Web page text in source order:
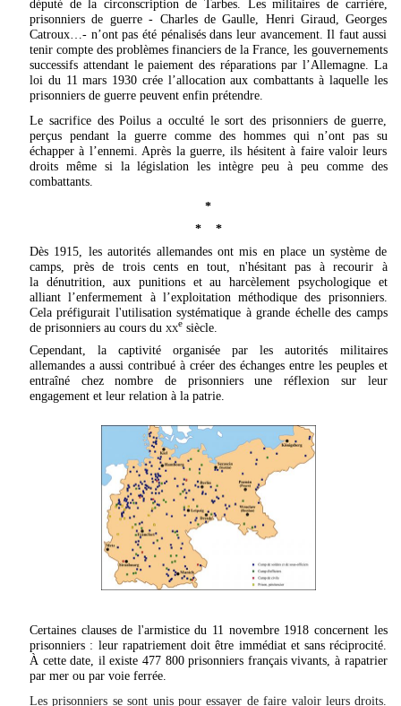
député de la circonscription de Tarbes. Les militaires de carrière,
prisonniers de guerre - Charles de Gaulle, Henri Giraud, Georges
Catroux…- n’ont pas été pénalisés dans leur avancement. Il faut aussi
tenir compte des problèmes financiers de la France, les gouvernements
successifs attendant le paiement des réparations par l’Allemagne. La
loi du 11 mars 1930 crée l’allocation aux combattants à laquelle les
prisonniers de guerre peuvent enfin prétendre.
Le sacrifice des Poilus a occulté le sort des prisonniers de guerre,
perçus pendant la guerre comme des hommes qui n’ont pas su
échapper à l’ennemi. Après la guerre, ils hésitent à faire valoir leurs
droits même si la législation les intègre peu à peu comme des
combattants.
*
* *
Dès 1915, les autorités allemandes ont mis en place un système de
camps, près de trois cents en tout, n'hésitant pas à recourir à
la dénutrition , aux punitions et auharcèlement psychologique et
alliant l’enfermement à l’exploitation méthodique des prisonniers.
Cela préfigurait l'utilisation systématique à grande échelle des camps
de prisonniers au cours du xxe siècle
Cependant, la captivité organisée par les autorités militaires
allemandes a aussi contribué à créer des échanges entre les peuples et
entraîné chez nombre de prisonniers une réflexion sur leur
engagement et leur relation à la patrie.
Certaines clauses de l'armistice du 11 novembre 1918 concernent les
prisonniers : leur rapatriement doit être immédiat et sans réciprocité.
À cette date, il existe 477 800 prisonniers français vivants, à rapatrier
par mer ou par voie ferrée.
Les prisonniers se sont unis pour essayer de faire valoir leurs droits.